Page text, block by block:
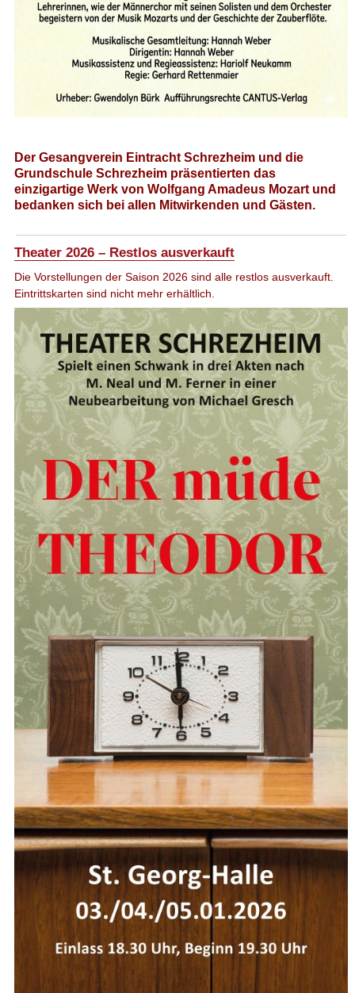
Der Gesangverein Eintracht Schrezheim und die
Grundschule Schrezheim präsentierten das
einzigartige Werk von Wolfgang Amadeus Mozart und
bedanken sich bei allen Mitwirkenden und Gästen.
Theater 2026 – Restlos ausverkauft
Die Vorstellungen der Saison 2026 sind alle restlos ausverkauft.
Eintrittskarten sind nicht mehr erhältlich.